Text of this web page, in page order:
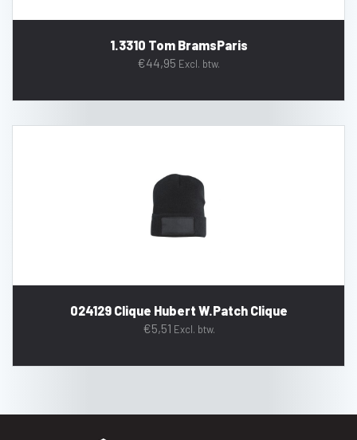
1.3310 Tom BramsParis
€44,95 Excl. btw.
024129 Clique Hubert W.Patch Clique
€5,51 Excl. btw.